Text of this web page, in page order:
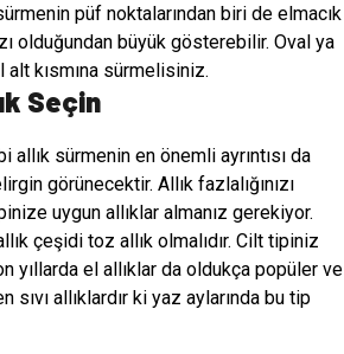
püf noktalarından biri de elmacık
olduğundan büyük gösterebilir. Oval ya
kısmına sürmelisiniz.
Seçin
allık sürmenin en önemli ayrıntısı da
görünecektir. Allık fazlalığınızı
uygun allıklar almanız gerekiyor.
çeşidi toz allık olmalıdır. Cilt tipiniz
yıllarda el allıklar da oldukça popüler ve
allıklardır ki yaz aylarında bu tip